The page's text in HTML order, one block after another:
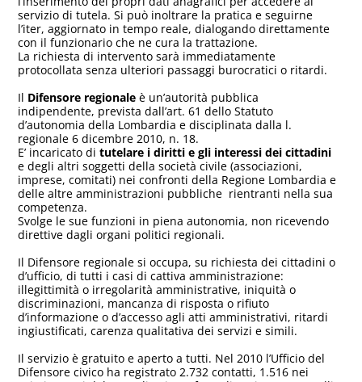
servizio di tutela. Si può inoltrare la pratica e seguirne
l’iter, aggiornato in tempo reale, dialogando direttamente
con il funzionario che ne cura la trattazione.
La richiesta di intervento sarà immediatamente
protocollata senza ulteriori passaggi burocratici o ritardi.
Il Difensore regionale è un’autorità pubblica
indipendente, prevista dall’art. 61 dello Statuto
d’autonomia della Lombardia e disciplinata dalla l.
regionale 6 dicembre 2010, n. 18.
E’ incaricato ditutelare i diritti e gli interessi dei cittadini
e degli altri soggetti della società civile (associazioni,
imprese, comitati) nei confronti della Regione Lombardia e
delle altre amministrazioni pubbliche rientranti nella sua
competenza.
Svolge le sue funzioni in piena autonomia, non ricevendo
direttive dagli organi politici regionali.
Il Difensore regionale si occupa, su richiesta dei cittadini o
d’ufficio, di tutti i casi di cattiva amministrazione:
illegittimità o irregolarità amministrative, iniquità o
discriminazioni, mancanza di risposta o rifiuto
d’informazione o d’accesso agli atti amministrativi, ritardi
ingiustificati, carenza qualitativa dei servizi e simili.
Il servizio è gratuito e aperto a tutti. Nel 2010 l’Ufficio del
Difensore civico ha registrato 2.732 contatti, 1.516 nei